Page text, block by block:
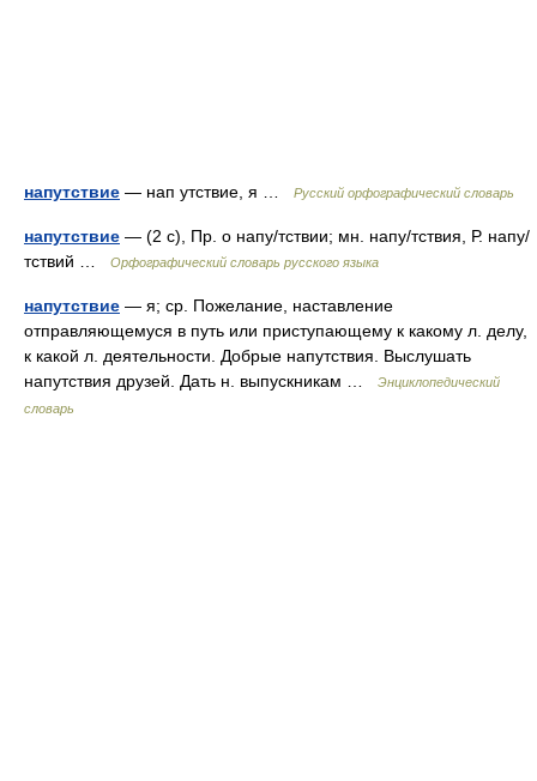
напутствие — нап утствие, я … Русский орфографический словарь
напутствие — (2 с), Пр. о напу/тствии; мн. напу/тствия, Р. напу/
тствий …
Орфографический словарь русского языка
напутствие — я; ср. Пожелание, наставление
отправляющемуся в путь или приступающему к какому л. делу,
к какой л. деятельности. Добрые напутствия. Выслушать
напутствия друзей. Дать н. выпускникам …
Энциклопедический
словарь